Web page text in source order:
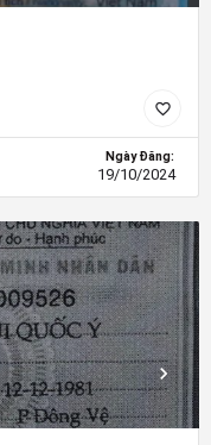
Ngày Đăng:
19/10/2024